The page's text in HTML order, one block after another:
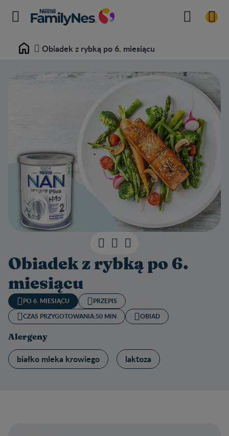
Home Obiadek z rybką po 6. miesiącu
Obiadek z rybką po 6.
miesiącu
PO 6. MIESIĄCU
PRZEPIS
CZAS PRZYGOTOWANIA:50 MIN OBIAD
Alergeny
białko mleka krowiego laktoza